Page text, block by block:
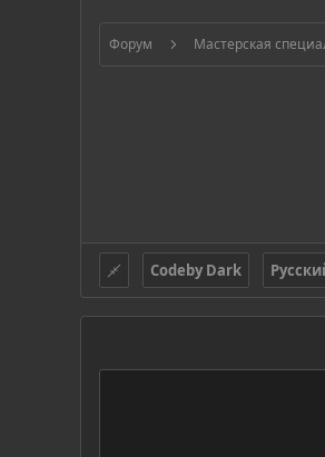
Форум Мастерская
Codeby Dark